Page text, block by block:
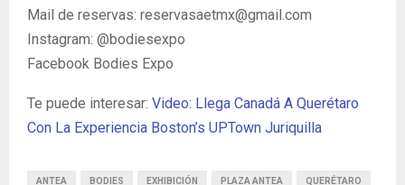
Mail de reservas: reservasaetmx@gmail.com
Instagram: @bodiesexpo
Facebook Bodies Expo
Te puede interesar: Video: Llega Canadá A Querétaro
Con La Experiencia Boston’s UPTown Juriquilla
ANTEA BODIES EXHIBICIÓN PLAZA ANTEA QUERÉTARO